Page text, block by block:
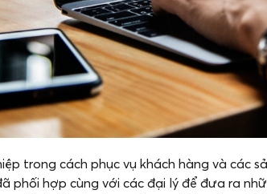
trong cách phục vụ khách hàng và các
phối hợp cùng với các đại lý để đưa ra